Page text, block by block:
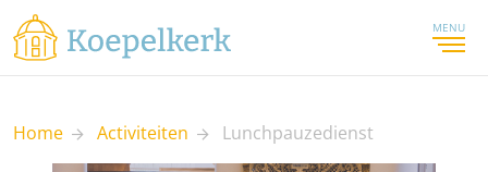
MENU
Home Activiteiten Lunchpauzedienst